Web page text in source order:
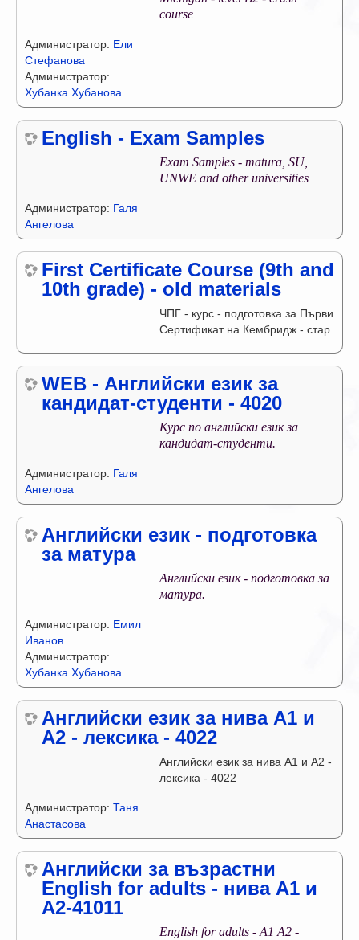
course
Администратор: Ели
Стефанова
Администратор:
Хубанка Хубанова
English - Exam Samples
Exam Samples - matura, SU,
UNWE and other universities
Администратор: Галя
Ангелова
First Certificate Course (9th and
10th grade) - old materials
ЧПГ - курс - подготовка за Първи
Сертификат на Кембридж - стар.
WEB - Английски език за
кандидат-студенти - 4020
Курс по английски език за
кандидат-студенти.
Администратор: Галя
Ангелова
Английски език - подготовка
за матура
Английски език - подготовка за
матура.
Администратор: Емил
Иванов
Администратор:
Хубанка Хубанова
Английски език за нива А1 и
А2 - лексика - 4022
Английски език за нива А1 и А2 -
лексика - 4022
Администратор: Таня
Анастасова
Английски за възрастни
English for adults - нива А1 и
А2-41011
English for adults - A1 А2 -